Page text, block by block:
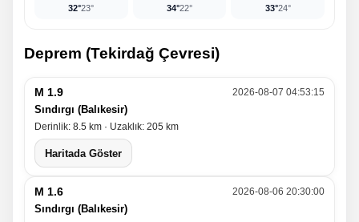
32°23° 34°22° 33°24°
Deprem (Tekirdağ Çevresi)
M 1.9 2026-08-07 04:53:15
Sındırgı (Balıkesir)
Derinlik: 8.5 km · Uzaklık: 205 km
Haritada Göster
M 1.6 2026-08-06 20:30:00
Sındırgı (Balıkesir)